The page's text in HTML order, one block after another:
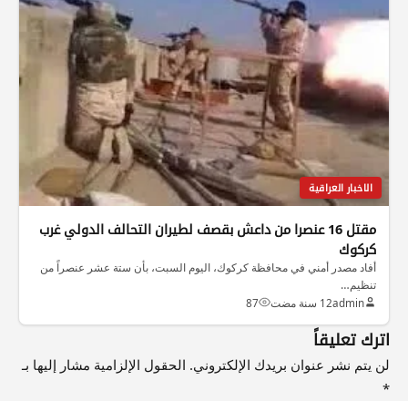
الاخبار العراقية
مقتل 16 عنصرا من داعش بقصف لطيران التحالف الدولي غرب
كركوك
أفاد مصدر أمني في محافظة كركوك، اليوم السبت، بأن ستة عشر عنصراً من
تنظيم…
admin12 سنة مضت 87
اترك تعليقاً
لن يتم نشر عنوان بريدك الإلكتروني. الحقول الإلزامية مشار إليها بـ
*